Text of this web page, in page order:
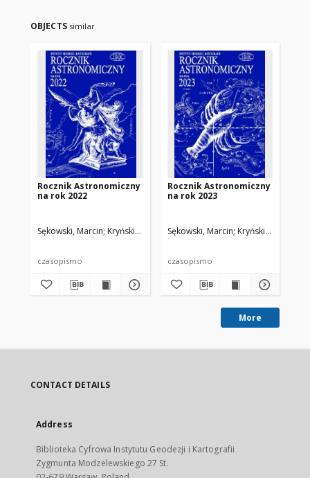
OBJECTS similar
Rocznik Astronomiczny
na rok 2022
Sękowski, Marcin Kryński, Jan. Red.
czasopismo
Rocznik Astronomiczny
na rok 2023
Sękowski, Marcin Kryński, Jan. Red.
czasopismo
More
CONTACT DETAILS
Address
Biblioteka Cyfrowa Instytutu Geodezji i Kartografii
Zygmunta Modzelewskiego 27 St.